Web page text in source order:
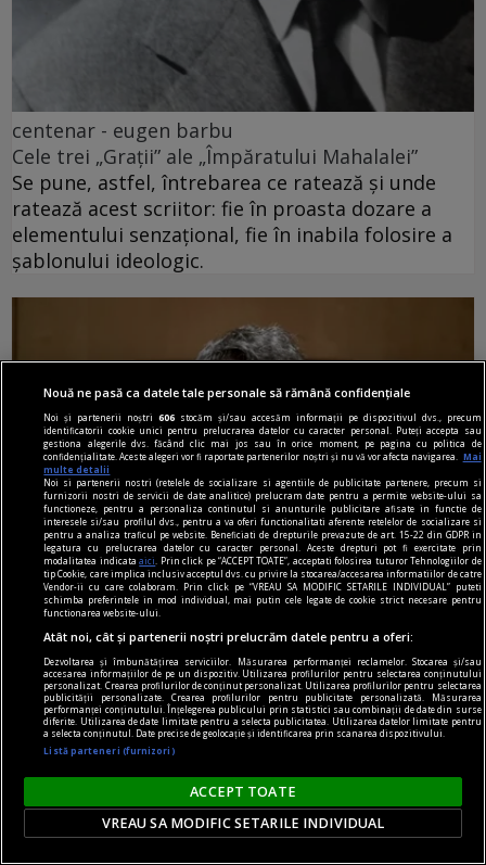
centenar - eugen barbu
Cele trei „Grații” ale „Împăratului Mahalalei”
Se pune, astfel, întrebarea ce ratează și unde
ratează acest scriitor: fie în proasta dozare a
elementului senzațional, fie în inabila folosire a
șablonului ideologic.
dalí
Dalí la București
Dalí vorbește românilor pe limba lor,
spunîndu‑le, totuși, o poveste pe care nu o pot
auzi de la nici un alt artist.
Sever VOINESCU
Nouă ne pasă ca datele tale personale să rămână confidențiale
Noi și partenerii noștri606 stocăm și/sau accesăm informații pe dispozitivul dvs., precum
identificatorii cookie unici pentru prelucrarea datelor cu caracter personal. Puteți accepta sau
gestiona alegerile dvs. făcând clic mai jos sau în orice moment, pe pagina cu politica de
confidențialitate. Aceste alegeri vor fi raportate partenerilor noștri și nu vă vor afecta navigarea.
Mai
multe detalii
Noi si partenerii nostri (retelele de socializare si agentiile de publicitate partenere, precum si
furnizorii nostri de servicii de date analitice) prelucram date pentru a permite website-ului sa
functioneze, pentru a personaliza continutul si anunturile publicitare afisate in functie de
interesele si/sau profilul dvs., pentru a va oferi functionalitati aferente retelelor de socializare si
pentru a analiza traficul pe website. Beneficiati de drepturile prevazute de art. 15-22 din GDPR in
legatura cu prelucrarea datelor cu caracter personal. Aceste drepturi pot fi exercitate prin
modalitatea indicataaici
. Prin click pe “ACCEPT TOATE”, acceptati folosirea tuturor Tehnologiilor de
tip Cookie, care implica inclusiv acceptul dvs. cu privire la stocarea/accesarea informatiilor de catre
Vendor-ii cu care colaboram. Prin click pe “VREAU SA MODIFIC SETARILE INDIVIDUAL” puteti
schimba preferintele in mod individual, mai putin cele legate de cookie strict necesare pentru
functionarea website-ului.
Atât noi, cât și partenerii noștri prelucrăm datele pentru a oferi:
Dezvoltarea și îmbunătățirea serviciilor. Măsurarea performanței reclamelor. Stocarea și/sau
accesarea informațiilor de pe un dispozitiv. Utilizarea profilurilor pentru selectarea conținutului
personalizat. Crearea profilurilor de conținut personalizat. Utilizarea profilurilor pentru selectarea
publicității personalizate. Crearea profilurilor pentru publicitate personalizată. Măsurarea
performanței conținutului. Înțelegerea publicului prin statistici sau combinații de date din surse
diferite. Utilizarea de date limitate pentru a selecta publicitatea. Utilizarea datelor limitate pentru
a selecta conținutul. Date precise de geolocație și identificarea prin scanarea dispozitivului.
Listă parteneri (furnizori)
ACCEPT TOATE
VREAU SA MODIFIC SETARILE INDIVIDUAL